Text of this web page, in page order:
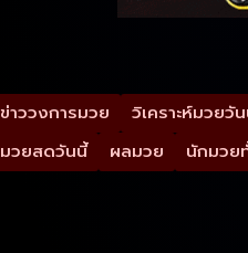
ข่าววงการมวย วิเคราะห์มวยวั
มวยสดวันนี้
ผลมวย นักมวย